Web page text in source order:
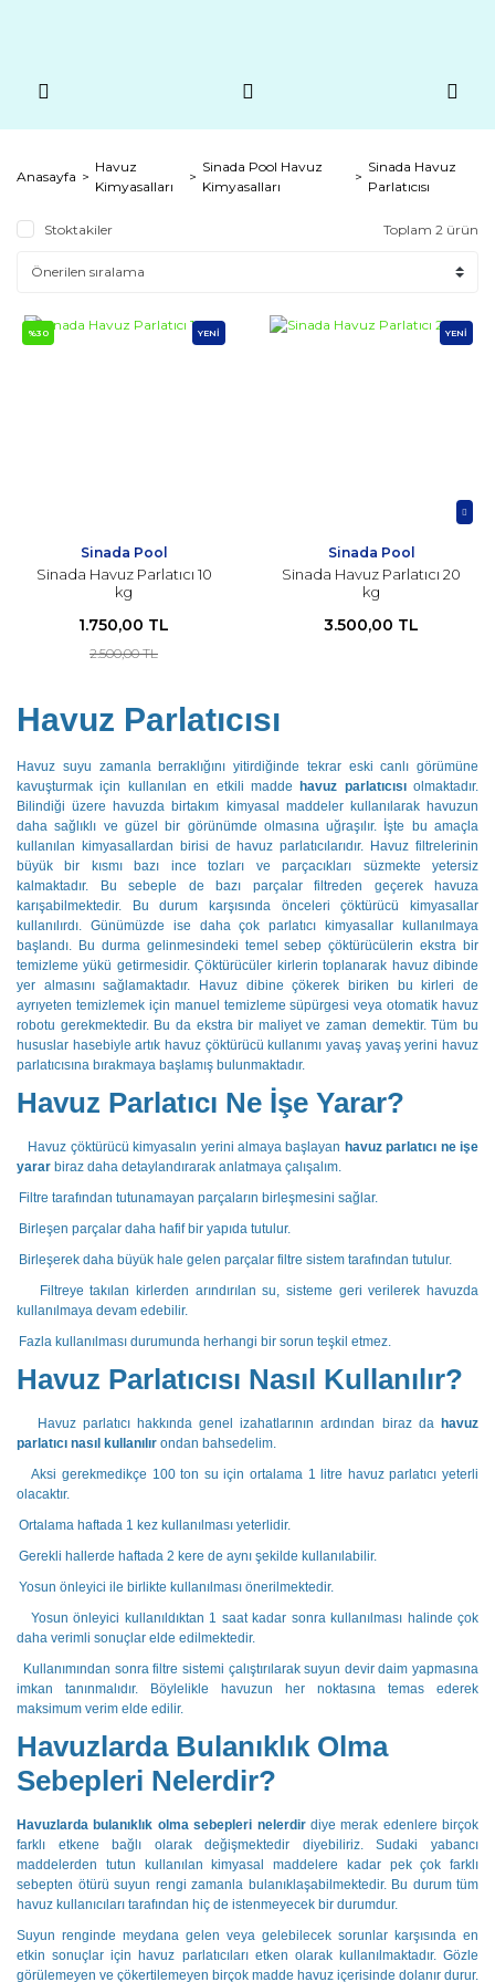
Anasayfa
Havuz
Kimyasalları
Sinada Pool Havuz
Kimyasalları
Sinada Havuz
Parlatıcısı
Stoktakiler Toplam 2 ürün
%30 YENİ
Sinada Pool
Sinada Havuz Parlatıcı 10
kg
1.750,00 TL
2.500,00 TL
YENİ
Sinada Pool
Sinada Havuz Parlatıcı 20
kg
3.500,00 TL
Havuz Parlatıcısı
Havuz suyu zamanla berraklığını yitirdiğinde tekrar eski canlı görümüne
kavuşturmak için kullanılan en etkili madde
havuz parlatıcısıolmaktadır.
Bilindiği üzere havuzda birtakım kimyasal maddeler kullanılarak havuzun
daha sağlıklı ve güzel bir görünümde olmasına uğraşılır. İşte bu amaçla
kullanılan kimyasallardan birisi de havuz parlatıcılarıdır. Havuz filtrelerinin
büyük bir kısmı bazı ince tozları ve parçacıkları süzmekte yetersiz
kalmaktadır. Bu sebeple de bazı parçalar filtreden geçerek havuza
karışabilmektedir. Bu durum karşısında önceleri çöktürücü kimyasallar
kullanılırdı. Günümüzde ise daha çok parlatıcı kimyasallar kullanılmaya
başlandı. Bu durma gelinmesindeki temel sebep çöktürücülerin ekstra bir
temizleme yükü getirmesidir. Çöktürücüler kirlerin toplanarak havuz dibinde
yer almasını sağlamaktadır. Havuz dibine çökerek biriken bu kirleri de
ayrıyeten temizlemek için manuel temizleme süpürgesi veya otomatik havuz
robotu gerekmektedir. Bu da ekstra bir maliyet ve zaman demektir. Tüm bu
hususlar hasebiyle artık havuz çöktürücü kullanımı yavaş yavaş yerini havuz
parlatıcısına bırakmaya başlamış bulunmaktadır.
Havuz Parlatıcı Ne İşe Yarar?
Havuz çöktürücü kimyasalın yerini almaya başlayan havuz parlatıcı ne işe
yarar biraz daha detaylandırarak anlatmaya çalışalım.
Filtre tarafından tutunamayan parçaların birleşmesini sağlar.
Birleşen parçalar daha hafif bir yapıda tutulur.
Birleşerek daha büyük hale gelen parçalar filtre sistem tarafından tutulur.
Filtreye takılan kirlerden arındırılan su, sisteme geri verilerek havuzda
kullanılmaya devam edebilir.
Fazla kullanılması durumunda herhangi bir sorun teşkil etmez.
Havuz Parlatıcısı Nasıl Kullanılır?
Havuz parlatıcı hakkında genel izahatlarının ardından biraz da havuz
parlatıcı nasıl kullanılır ondan bahsedelim.
Aksi gerekmedikçe 100 ton su için ortalama 1 litre havuz parlatıcı yeterli
olacaktır.
Ortalama haftada 1 kez kullanılması yeterlidir.
Gerekli hallerde haftada 2 kere de aynı şekilde kullanılabilir.
Yosun önleyici ile birlikte kullanılması önerilmektedir.
Yosun önleyici kullanıldıktan 1 saat kadar sonra kullanılması halinde çok
daha verimli sonuçlar elde edilmektedir.
Kullanımından sonra filtre sistemi çalıştırılarak suyun devir daim yapmasına
imkan tanınmalıdır. Böylelikle havuzun her noktasına temas ederek
maksimum verim elde edilir.
Havuzlarda Bulanıklık Olma
Sebepleri Nelerdir?
Havuzlarda bulanıklık olma sebepleri nelerdir diye merak edenlere birçok
farklı etkene bağlı olarak değişmektedir diyebiliriz. Sudaki yabancı
maddelerden tutun kullanılan kimyasal maddelere kadar pek çok farklı
sebepten ötürü suyun rengi zamanla bulanıklaşabilmektedir. Bu durum tüm
havuz kullanıcıları tarafından hiç de istenmeyecek bir durumdur.
Suyun renginde meydana gelen veya gelebilecek sorunlar karşısında en
etkin sonuçlar için havuz parlatıcıları etken olarak kullanılmaktadır. Gözle
görülemeyen ve çökertilemeyen birçok madde havuz içerisinde dolanır durur.